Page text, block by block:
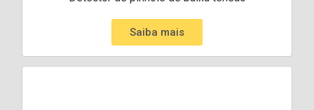
Saiba mais